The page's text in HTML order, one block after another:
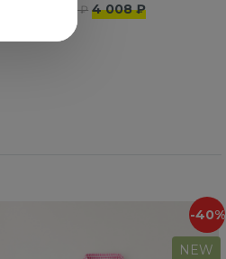
6 680 ₽ 4 008 ₽
-40%
NEW